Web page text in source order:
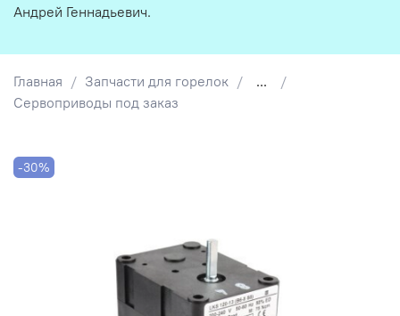
Главная Запчасти для горелок
...
Сервоприводы под заказ
-30%
Андрей Геннадьевич.